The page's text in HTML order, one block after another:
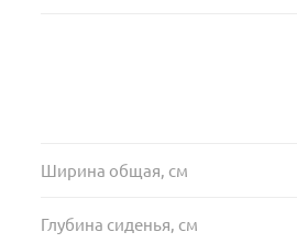
Ширина общая, см
Глубина сиденья, см